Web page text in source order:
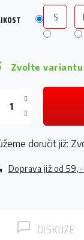
Zvolte variantu
Doprava již od 59,-
S
doručit již:
DISKUZE